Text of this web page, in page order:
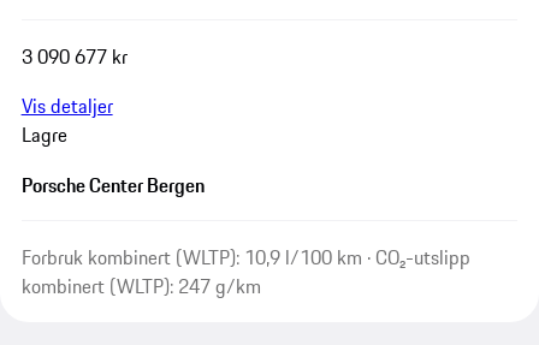
3 090 677 kr
Vis detaljer
Lagre
Porsche Center Bergen
Forbruk kombinert (WLTP): 10,9 l/100 km · CO₂-utslipp
kombinert (WLTP): 247 g/km